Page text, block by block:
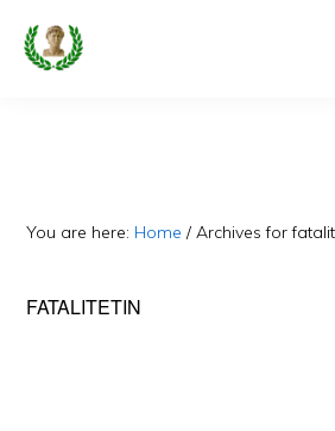
Skip
Faqe
Dedikuar
You are here: Home / Archives for
FATALITETIN